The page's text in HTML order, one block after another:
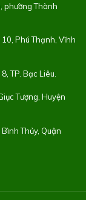
phường Thành
Phú Thạnh, Vĩnh
TP. Bạc Liêu.
Tượng, Huyện
Thủy, Quận